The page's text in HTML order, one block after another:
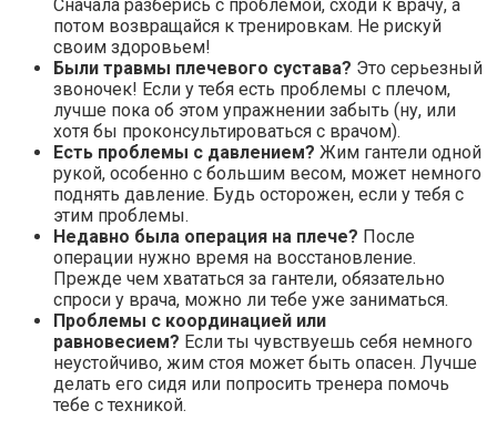
Сначала разберись с проблемой, сходи к врачу, а
потом возвращайся к тренировкам. Не рискуй
своим здоровьем!
Были травмы плечевого сустава? Это серьезный
звоночек! Если у тебя есть проблемы с плечом,
лучше пока об этом упражнении забыть (ну, или
хотя бы проконсультироваться с врачом).
Есть проблемы с давлением? Жим гантели одной
рукой, особенно с большим весом, может немного
поднять давление. Будь осторожен, если у тебя с
этим проблемы.
Недавно была операция на плече? После
операции нужно время на восстановление.
Прежде чем хвататься за гантели, обязательно
спроси у врача, можно ли тебе уже заниматься.
Проблемы с координацией или
равновесием? Если ты чувствуешь себя немного
неустойчиво, жим стоя может быть опасен. Лучше
делать его сидя или попросить тренера помочь
тебе с техникой.